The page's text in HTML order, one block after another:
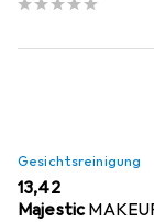
Gesichtsreinigung
EUR
13,42
Majestic